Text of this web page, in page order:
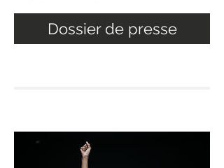
Dossier de presse